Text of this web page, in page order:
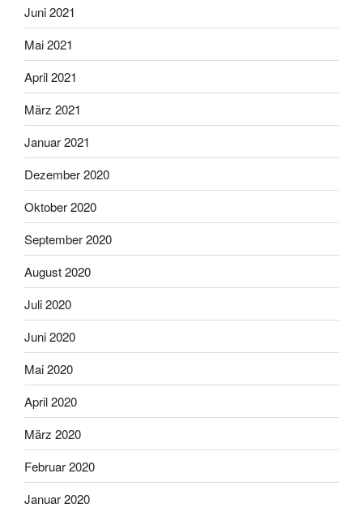
Juni 2021
Mai 2021
April 2021
März 2021
Januar 2021
Dezember 2020
Oktober 2020
September 2020
August 2020
Juli 2020
Juni 2020
Mai 2020
April 2020
März 2020
Februar 2020
Januar 2020